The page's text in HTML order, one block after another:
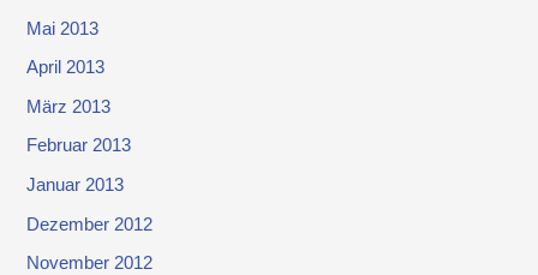
Mai 2013
April 2013
März 2013
Februar 2013
Januar 2013
Dezember 2012
November 2012